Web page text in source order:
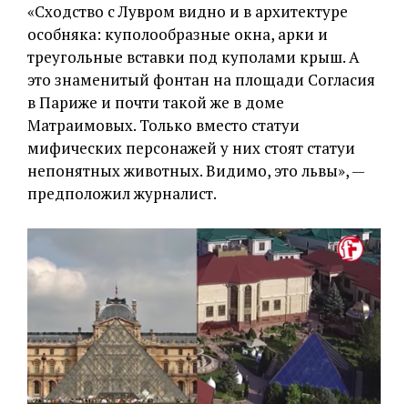
«Сходство с Лувром видно и в архитектуре
особняка: куполообразные окна, арки и
треугольные вставки под куполами крыш. А
это знаменитый фонтан на площади Согласия
в Париже и почти такой же в доме
Матраимовых. Только вместо статуи
мифических персонажей у них стоят статуи
непонятных животных. Видимо, это львы», —
предположил журналист.